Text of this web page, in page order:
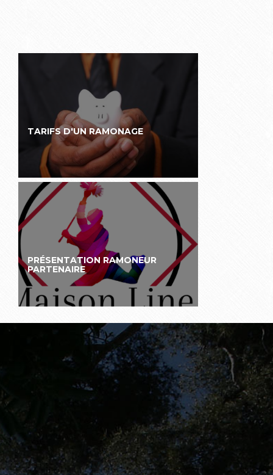
VENTE AU DEPOT
TARIFS D'UN RAMONAGE
PRÉSENTATION RAMONEUR
PARTENAIRE